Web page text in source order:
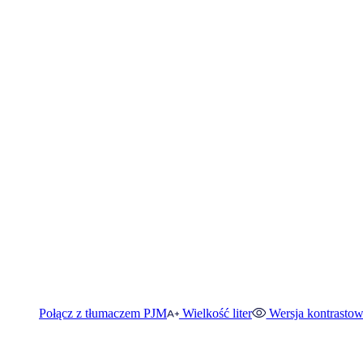
Połącz z tłumaczem PJM Wielkość liter Wersja